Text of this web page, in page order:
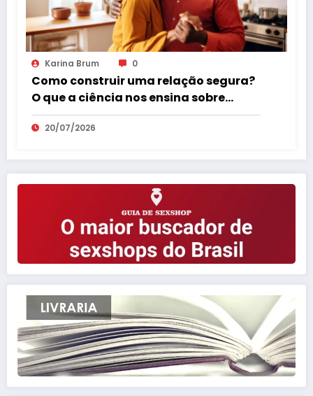
Karina Brum 0
Como construir uma relação segura?
O que a ciência nos ensina sobre
vínculos que realmente fazem bem.
20/07/2026